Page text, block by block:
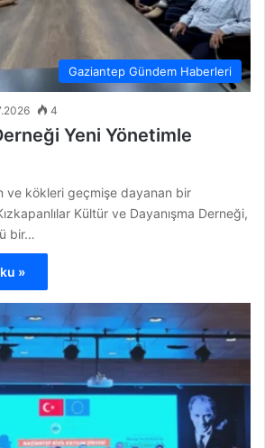
Gaziantep Gündem Haberleri
4
Yeni Yönetimle
ve kökleri geçmişe dayanan bir
Kültür ve Dayanışma Derneği,
bir…
»